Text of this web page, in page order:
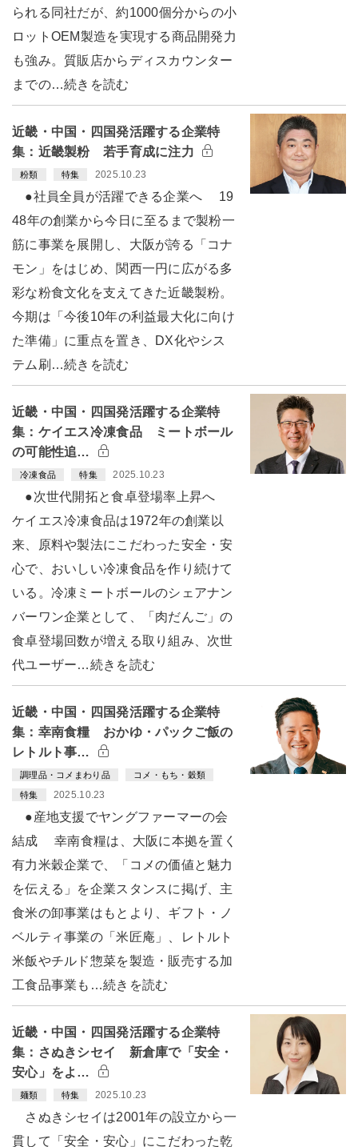
られる同社だが、約1000個分からの小
ロットOEM製造を実現する商品開発力
も強み。質販店からディスカウンター
までの…続きを読む
近畿・中国・四国発活躍する企業特
集：近畿製粉 若手育成に注力
粉類 特集 2025.10.23
●社員全員が活躍できる企業へ 19
48年の創業から今日に至るまで製粉一
筋に事業を展開し、大阪が誇る「コナ
モン」をはじめ、関西一円に広がる多
彩な粉食文化を支えてきた近畿製粉。
今期は「今後10年の利益最大化に向け
た準備」に重点を置き、DX化やシス
テム刷…続きを読む
近畿・中国・四国発活躍する企業特
集：ケイエス冷凍食品 ミートボール
の可能性追…
冷凍食品 特集 2025.10.23
●次世代開拓と食卓登場率上昇へ
ケイエス冷凍食品は1972年の創業以
来、原料や製法にこだわった安全・安
心で、おいしい冷凍食品を作り続けて
いる。冷凍ミートボールのシェアナン
バーワン企業として、「肉だんご」の
食卓登場回数が増える取り組み、次世
代ユーザー…続きを読む
近畿・中国・四国発活躍する企業特
集：幸南食糧 おかゆ・パックご飯の
レトルト事…
調理品・コメまわり品 コメ・もち・穀類
特集 2025.10.23
●産地支援でヤングファーマーの会
結成 幸南食糧は、大阪に本拠を置く
有力米穀企業で、「コメの価値と魅力
を伝える」を企業スタンスに掲げ、主
食米の卸事業はもとより、ギフト・ノ
ベルティ事業の「米匠庵」、レトルト
米飯やチルド惣菜を製造・販売する加
工食品事業も…続きを読む
近畿・中国・四国発活躍する企業特
集：さぬきシセイ 新倉庫で「安全・
安心」をよ…
麺類 特集 2025.10.23
さぬきシセイは2001年の設立から一
貫して「安全・安心」にこだわった乾